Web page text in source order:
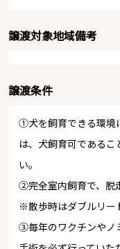
譲渡対象地域備考
譲渡条件
①犬を飼育できる環境
は、犬飼育可である
い。
② 完全室内飼育で、脱
※散歩時はダブルリー
③ 毎年のワクチンやノ